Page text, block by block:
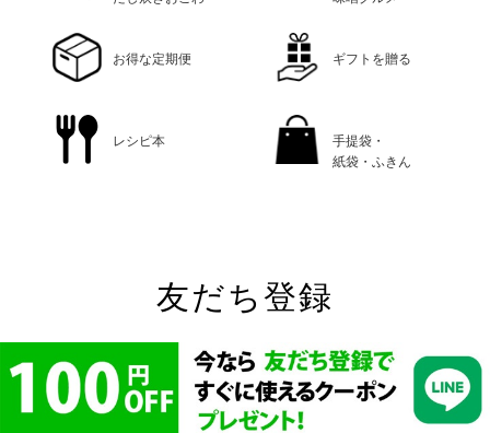
お得な定期便 ギフトを贈る
レシピ本
手提袋・
紙袋・ふきん
友だち登録